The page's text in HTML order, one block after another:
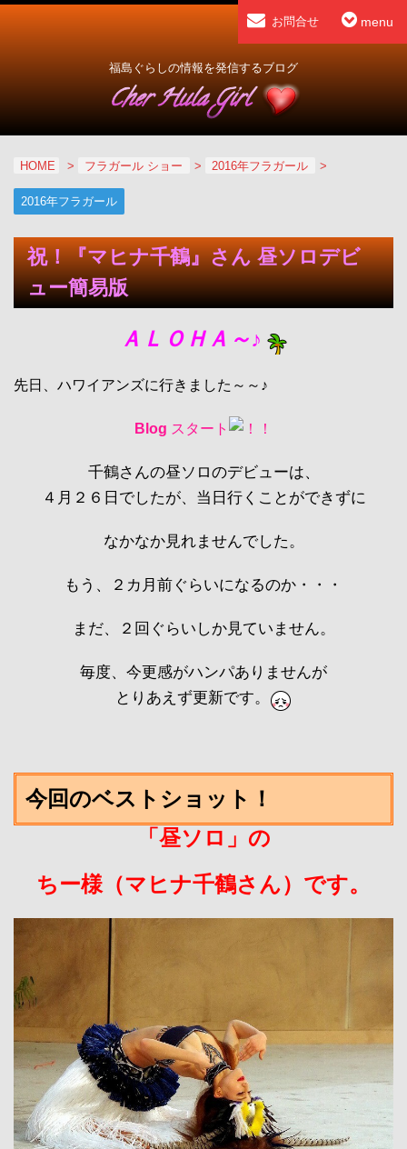
menu
お問合せ
福島ぐらしの情報を発信するブログ
HOME > フラガール ショー > 2016年フラガール >
2016年フラガール
祝！『マヒナ千鶴』さん 昼ソロデビ
ュー簡易版
ＡＬＯＨＡ～♪
先日、ハワイアンズに行きました～～♪
Blog スタート
千鶴さんの昼ソロのデビューは、
４月２６日でしたが、当日行くことができずに
なかなか見れませんでした。
もう、２カ月前ぐらいになるのか・・・
まだ、２回ぐらいしか見ていません。
毎度、今更感がハンパありませんが
とりあえず更新です。
今回のベストショット！
「昼ソロ 」の
ちー様（マヒナ千鶴さん）です。